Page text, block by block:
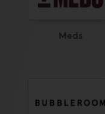
Meds